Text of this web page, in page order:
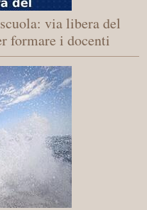
via libera del
formare i docenti